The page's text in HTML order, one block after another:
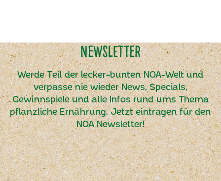
Newsletter
Werde Teil der lecker-bunten NOA-Welt und
verpasse nie wieder News, Specials,
Gewinnspiele und alle Infos rund ums Thema
pflanzliche Ernährung. Jetzt eintragen für den
NOA Newsletter!